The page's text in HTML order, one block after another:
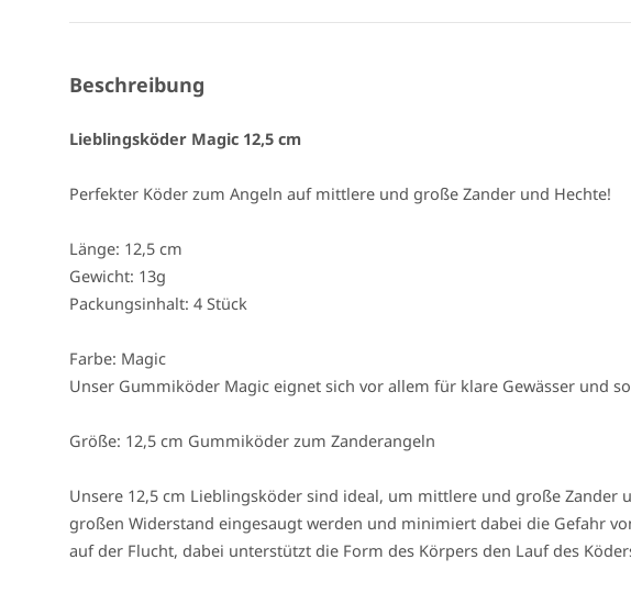
Beschreibung
Lieblingsköder Magic 12,5 cm
Perfekter Köder zum Angeln auf mittlere und große Zander und Hechte!
Länge: 12,5 cm
Gewicht: 13g
Packungsinhalt: 4 Stück
Farbe: Magic
Unser Gummiköder Magic eignet sich vor allem für klare Gewässer und
Größe: 12,5 cm Gummiköder zum Zanderangeln
Unsere 12,5 cm Lieblingsköder sind ideal, um mittlere und große
großen Widerstand eingesaugt werden und minimiert dabei die Gefahr
auf der Flucht, dabei unterstützt die Form des Körpers den Lauf des